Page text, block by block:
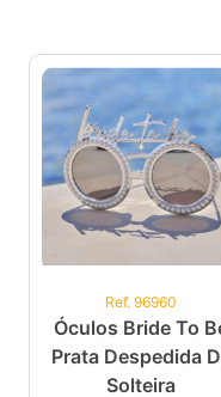
Ref. 96960
Óculos Bride To
Prata Despedida
Solteira